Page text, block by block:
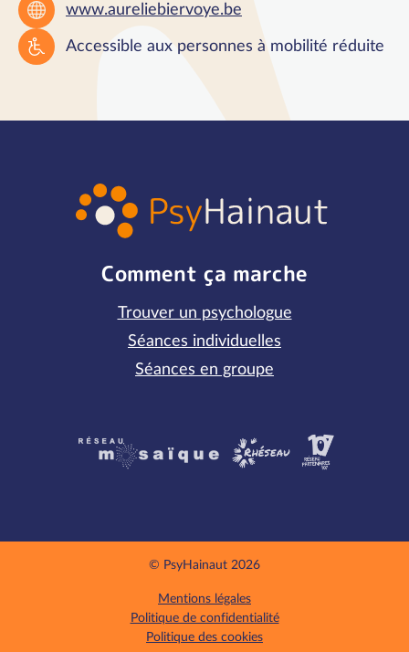
www.aureliebiervoye.be
Accessible aux personnes à mobilité réduite
Comment ça marche
Trouver un psychologue
Séances individuelles
Séances en groupe
Partenaires
© PsyHainaut 2026
Mentions légales
Politique de confidentialité
Politique des cookies